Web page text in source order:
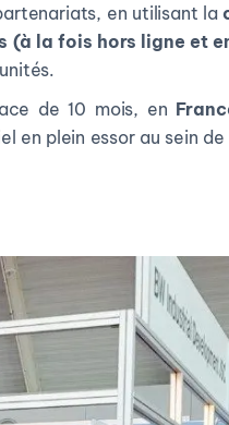
en utilisant la
(à la fois hors ligne et
de 10 mois, en
plein essor au sein de